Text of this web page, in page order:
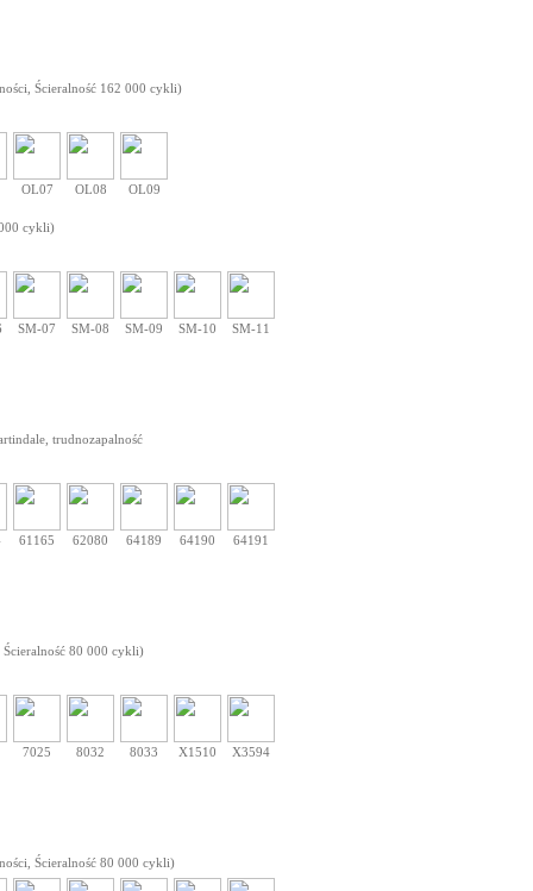
Ścieralność 162 000 cykli)
OL07 OL08 OL09
cykli)
SM-07 SM-08 SM-09 SM-10 SM-11
trudnozapalność
61165 62080 64189 64190 64191
80 000 cykli)
7025 8032 8033 X1510 X3594
Ścieralność 80 000 cykli)